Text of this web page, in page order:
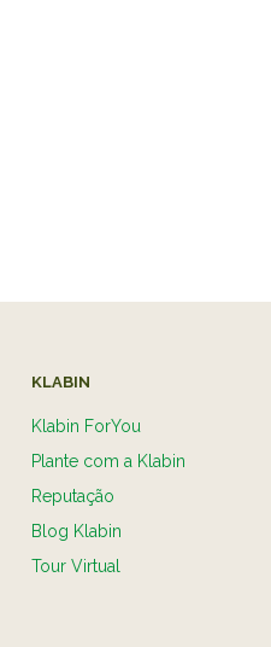
KLABIN
Klabin ForYou
Plante com a Klabin
Reputação
Blog Klabin
Tour Virtual